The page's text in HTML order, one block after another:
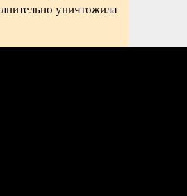
уничтожила